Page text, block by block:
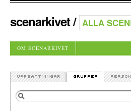
scenarkivet/
OM SCENARKIVET